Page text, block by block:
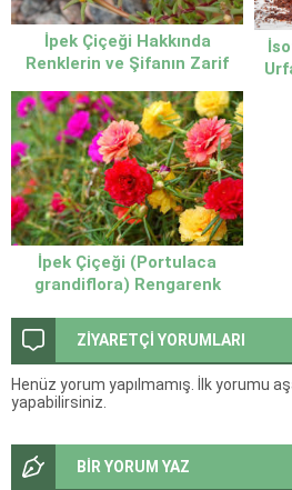
İpek Çiçeği Hakkında
Renklerin ve Şifanın Zarif
İpek Çiçeği (Portulaca
grandiflora) Rengarenk
Vazgeçilmez Bitkisi
ZİYARETÇİ YORUMLARI
Henüz yorum yapılmamış. İlk yorumu
yapabilirsiniz.
BİR YORUM YAZ